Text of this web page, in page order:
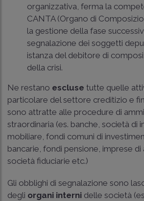
organizzativa, ferma la
CANTA (Organo di
la gestione della fase
segnalazione dei soggetti
istanza del debitore di
della crisi.
Ne restano escluse tutte quelle
particolare del settore creditizio e
sono attratte alle procedure di
straordinaria (es. banche, società di
mobiliare, fondi comuni di
bancarie, fondi pensione, imprese di
società fiduciarie etc.)
Gli obblighi di segnalazione sono
degli organi interni delle società